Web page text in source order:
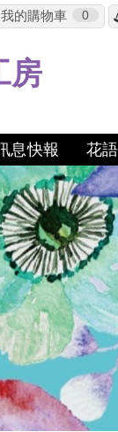
我的購物車 0
房
息快報 花